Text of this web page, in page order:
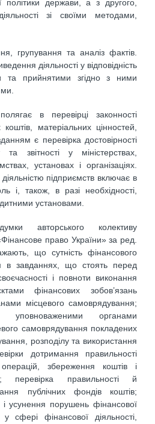
політики держави, а з другого,
зі своїми методами,
групування та аналіз фактів.
діяльності у відповідність
та прийнятими згідно з ними
в перевірці законності
матеріальних цінностей,
є перевірка достовірності
та звітності у міністерствах,
установах і організаціях.
підприємств включає в
і, також, в разі необхідності,
установами.
авторського колективу
право України» за ред.
що сутність фінансового
в завданнях, що стоять перед
і повноти виконання
фінансових зобов’язань
місцевого самоврядування;
уповноваженими органами
самоврядування покладених
розподілу та використання
дотримання правильності
збереження коштів і
перевірка правильності й
публічних фондів коштів;
і усунення порушень фінансової
у сфері фінансової діяльності,